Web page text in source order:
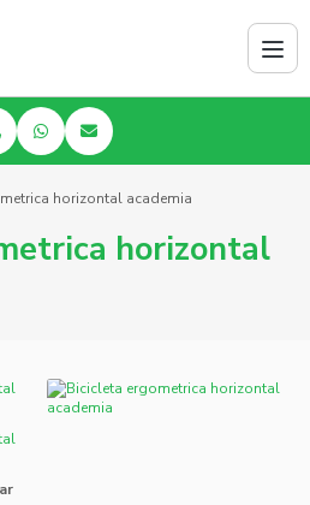
horizontal academia
horizontal